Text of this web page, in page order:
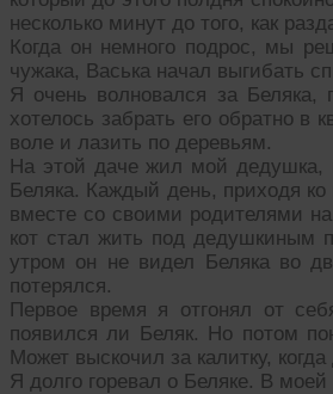
несколько минут до того, как
Когда он немного подрос, мы
чужака, Васька начал выгибать
Я очень волновался за
хотелось забрать его обратно в
воле и лазить по деревьям.
На этой даче жил мой дедушка,
Беляка. Каждый день, приходя
вместе со своими родителями
кот стал жить под
утром он не видел Беляка во
потерялся.
Первое время я отгонял от
появился ли Беляк. Но потом
Может выскочил за калитку,
Я долго горевал о Беляке. В